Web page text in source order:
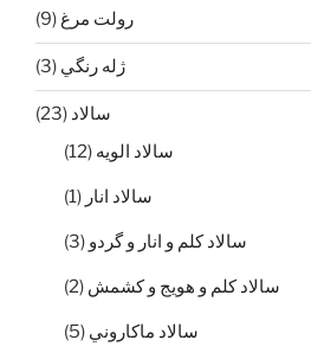
رولت مرغ (9)
ژله رنگي (3)
سالاد (23)
سالاد الويه (12)
سالاد انار (1)
سالاد كلم و انار و گردو (3)
سالاد كلم و هويج و كشمش (2)
سالاد ماكاروني (5)